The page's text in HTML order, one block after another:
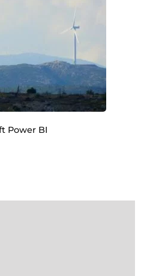
Power BI